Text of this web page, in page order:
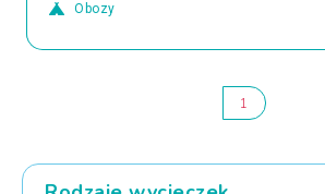
Obozy
1